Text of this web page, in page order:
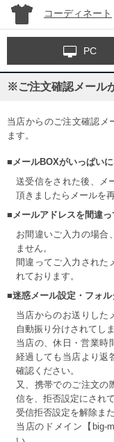
コーディネート
PC
※ご注文確認メール
当店からのご注文確認メ
ます。
■メールBOXがいっぱいに
送受信をされた後、メ
頂きましたらメールを
■メールアドレスを間違っ
お間違いご入力の場合
ません。
間違ってご入力された
れております。
■迷惑メール設定・フォル
当店からのお送りした
自動振り分けされてし
当店の、休日・営業時
経過しても当店より返
確認ください。
又、携帯でのご注文の
信を、拒否設定にされ
受信拒否設定を解除ま
当店のドメイン【big-